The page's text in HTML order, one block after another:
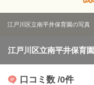
江戸川区立南平井保育園の写真
江戸川区立南平井保育園
口コミ数 /0件